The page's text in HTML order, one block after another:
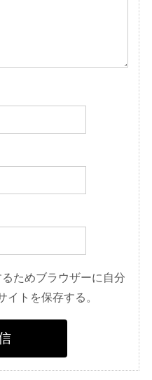
ためブラウザーに自分
トを保存する。